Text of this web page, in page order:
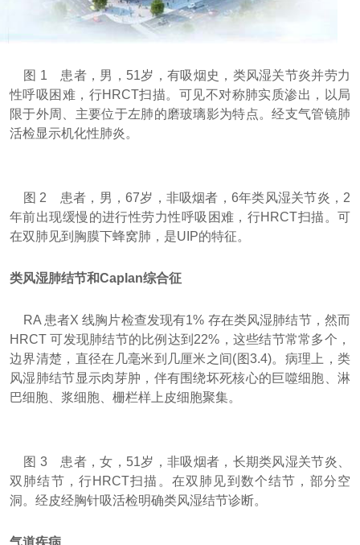
图 1 患者，男，51岁，有吸烟史，类风湿关节炎并劳力
性呼吸困难，行HRCT扫描。可见不对称肺实质渗出，以局
限于外周、主要位于左肺的磨玻璃影为特点。经支气管镜肺
活检显示机化性肺炎。
图 2 患者，男，67岁，非吸烟者，6年类风湿关节炎，2
年前出现缓慢的进行性劳力性呼吸困难，行HRCT扫描。可
在双肺见到胸膜下蜂窝肺，是UIP的特征。
类风湿肺结节和Caplan综合征
RA 患者X 线胸片检查发现有1% 存在类风湿肺结节，然而
HRCT 可发现肺结节的比例达到22%，这些结节常常多个，
边界清楚，直径在几毫米到几厘米之间(图3.4)。病理上，类
风湿肺结节显示肉芽肿，伴有围绕坏死核心的巨噬细胞、淋
巴细胞、浆细胞、栅栏样上皮细胞聚集。
图 3 患者，女，51岁，非吸烟者，长期类风湿关节炎、
双肺结节，行HRCT扫描。在双肺见到数个结节，部分空
洞。经皮经胸针吸活检明确类风湿结节诊断。
气道疾病